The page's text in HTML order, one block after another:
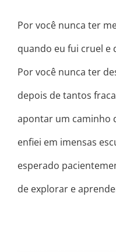
Por você nunca ter
quando eu fui cruel e
Por você nunca ter
depois de tantos
apontar um caminho
enfiei em imensas
esperado
de explorar e